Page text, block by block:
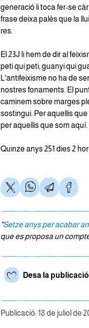
generació li toca fer-se
frase deixa palès que la
res.
El 23J li hem de dir al
peti qui peti, guanyi qui
L'antifeixisme no ha de
nostres fonaments. El
caminem sobre marges
sostingui. Per aquellis
per aquellis que som aquí.
Quinze anys 251 dies 2
"Setze anys per acabar
que es proposa un
Desa la publicació
Publicació: 18 de juliol de